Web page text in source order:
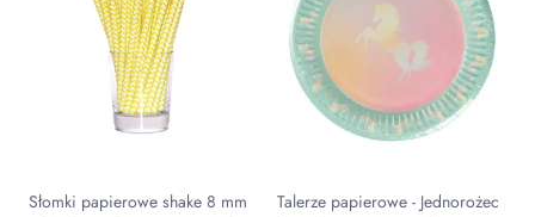
Słomki papierowe shake 8 mm
Talerze papierowe - Jednorożec